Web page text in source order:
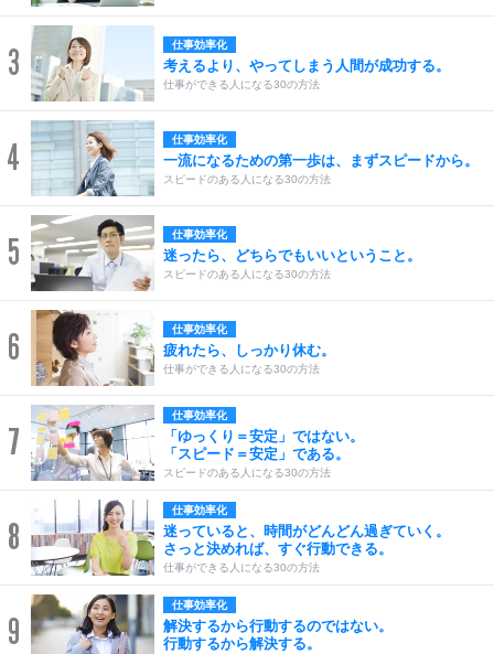
3 仕事効率化
考えるより、やってしまう人間が成功する。
仕事ができる人になる30の方法
4 仕事効率化
一流になるための第一歩は、まずスピードから。
スピードのある人になる30の方法
5 仕事効率化
迷ったら、どちらでもいいということ。
スピードのある人になる30の方法
6 仕事効率化
疲れたら、しっかり休む。
仕事ができる人になる30の方法
7
仕事効率化
「ゆっくり＝安定」ではない。
「スピード＝安定」である。
スピードのある人になる30の方法
8
仕事効率化
迷っていると、時間がどんどん過ぎていく。
さっと決めれば、すぐ行動できる。
仕事ができる人になる30の方法
9
仕事効率化
解決するから行動するのではない。
行動するから解決する。